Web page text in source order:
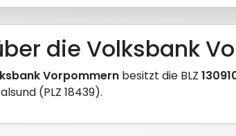
die Volksbank
Vorpommern besitzt die BLZ
(PLZ 18439).